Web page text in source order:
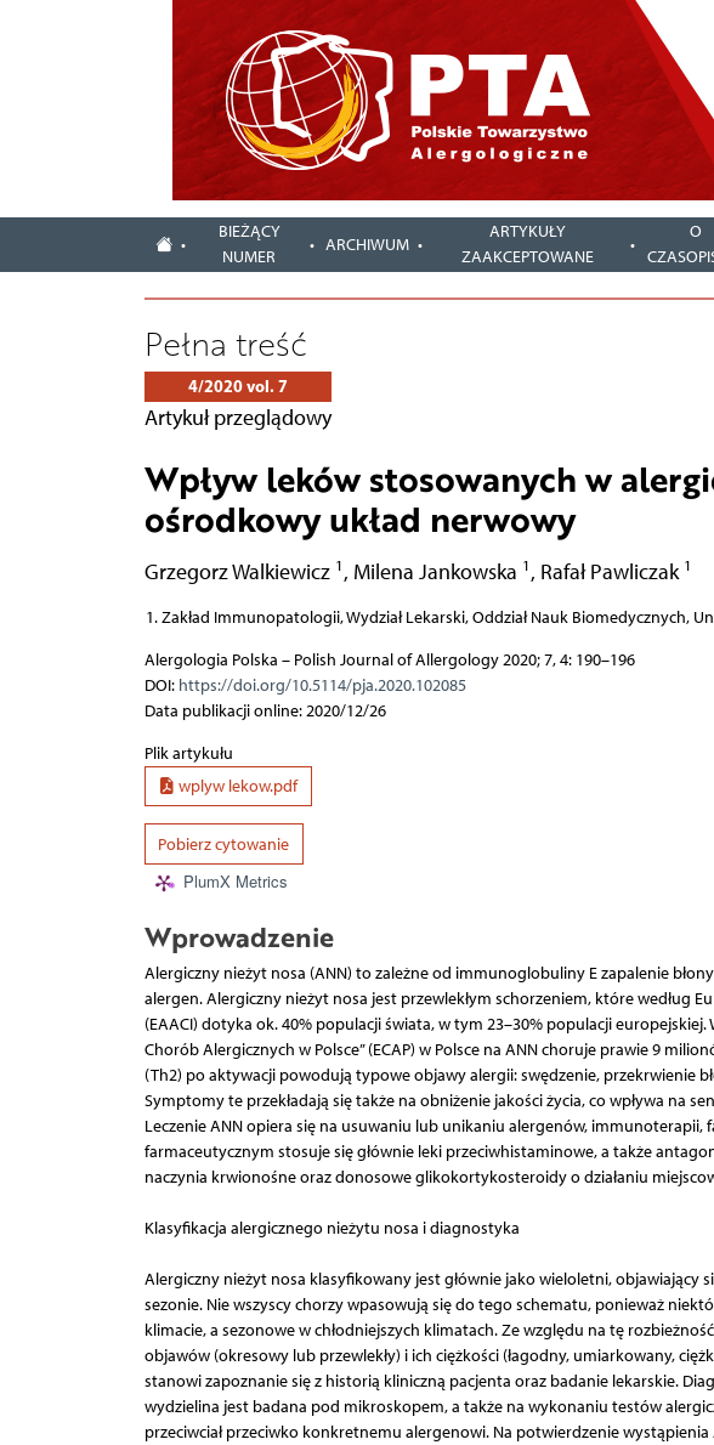
BIEŻĄCY
NUMER
ARCHIWUM
ARTYKUŁY
ZAAKCEPTOWANE
O
Pełna treść
4/2020 vol. 7
Artykuł przeglądowy
Wpływ leków stosowanych w
ośrodkowy układ nerwowy
Grzegorz Walkiewicz 1 , Milena Jankowska 1 , Rafał Pawliczak 1
Zakład Immunopatologii, Wydział Lekarski, Oddział Nauk Biomedycznych,
Alergologia Polska – Polish Journal of Allergology 2020; 7, 4: 190–196
DOI: https://doi.org/10.5114/pja.2020.102085
Data publikacji online: 2020/12/26
Plik artykułu
wplyw lekow.pdf
Pobierz cytowanie
PlumX Metrics
Wprowadzenie
Alergiczny nieżyt nosa (ANN) to zależne od immunoglobuliny E zapalenie
alergen. Alergiczny nieżyt nosa jest przewlekłym schorzeniem, które według
(EAACI) dotyka ok. 40% populacji świata, w tym 23–30% populacji
Chorób Alergicznych w Polsce” (ECAP) w Polsce na ANN choruje prawie 9
(Th2) po aktywacji powodują typowe objawy alergii: swędzenie, przekrwienie
Symptomy te przekładają się także na obniżenie jakości życia, co wpływa na
Leczenie ANN opiera się na usuwaniu lub unikaniu alergenów,
farmaceutycznym stosuje się głównie leki przeciwhistaminowe, a także
naczynia krwionośne oraz donosowe glikokortykosteroidy o działaniu
Klasyfikacja alergicznego nieżytu nosa i diagnostyka
Alergiczny nieżyt nosa klasyfikowany jest głównie jako wieloletni, objawiający
sezonie. Nie wszyscy chorzy wpasowują się do tego schematu, ponieważ
klimacie, a sezonowe w chłodniejszych klimatach. Ze względu na tę
objawów (okresowy lub przewlekły) i ich ciężkości (łagodny, umiarkowany,
stanowi zapoznanie się z historią kliniczną pacjenta oraz badanie lekarskie.
wydzielina jest badana pod mikroskopem, a także na wykonaniu testów
przeciwciał przeciwko konkretnemu alergenowi. Na potwierdzenie